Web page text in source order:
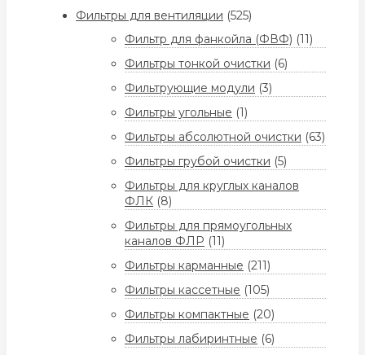
Фильтры для вентиляции (525)
Фильтр для фанкойла (ФВФ) (11)
Фильтры тонкой очистки (6)
Фильтрующие модули (3)
Фильтры угольные (1)
Фильтры абсолютной очистки (63)
Фильтры грубой очистки (5)
Фильтры для круглых каналов
ФЛК (8)
Фильтры для прямоугольных
каналов ФЛР (11)
Фильтры карманные (211)
Фильтры кассетные (105)
Фильтры компактные (20)
Фильтры лабиринтные (6)